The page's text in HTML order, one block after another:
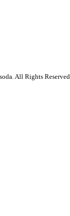
All Rights Reserved.